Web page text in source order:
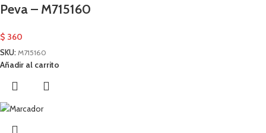
Peva – M715160
$ 360
SKU: M715160
Añadir al carrito